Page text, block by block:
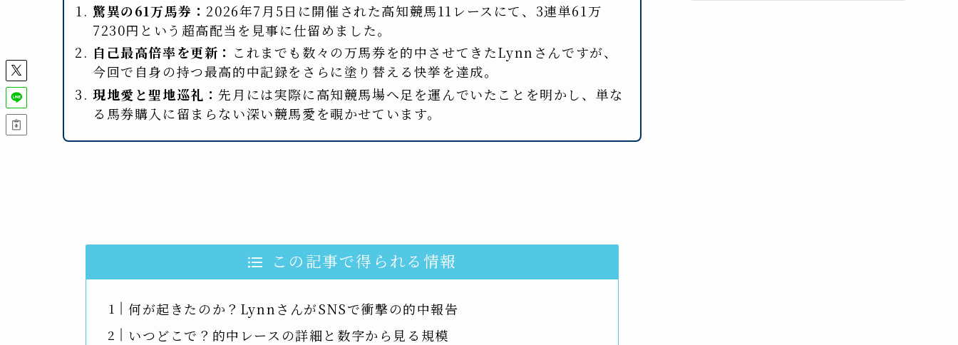
驚異の61万馬券： 2026年7月5日に開催された高知競馬11レースにて、3連単61万
7230円という超高配当を見事に仕留めました。
自己最高倍率を更新： これまでも数々の万馬券を的中させてきたLynnさんですが、
今回で自身の持つ最高的中記録をさらに塗り替える快挙を達成。
現地愛と聖地巡礼：先月には実際に高知競馬場へ足を運んでいたことを明かし、単な
る馬券購入に留まらない深い競馬愛を覗かせています。
この記事で得られる情報
何が起きたのか？LynnさんがSNSで衝撃の的中報告
いつどこで？的中レースの詳細と数字から見る規模